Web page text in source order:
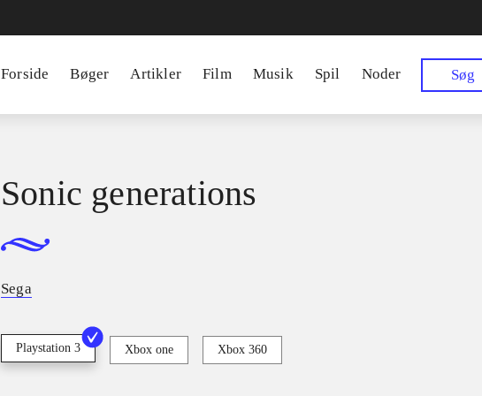
Forside Bøger Artikler Film Musik Spil Noder Søg
Sonic generations
Sega
Playstation 3 Xbox one Xbox 360